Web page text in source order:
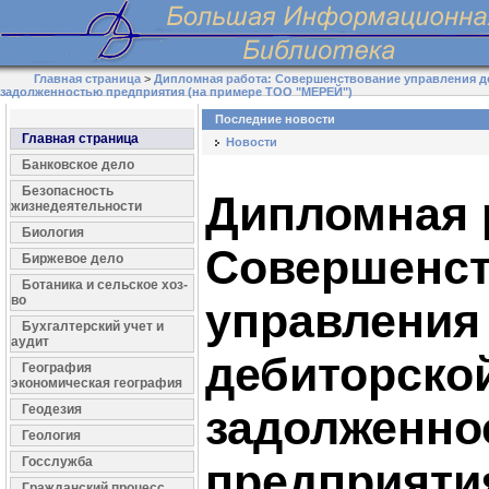
Главная страница >Дипломная работа: Совершенствование управления
задолженностью предприятия (на примере ТОО "МЕРЕЙ")
Главная страница
Банковское дело
Безопасность
жизнедеятельности
Биология
Биржевое дело
Ботаника и сельское хоз-
во
Бухгалтерский учет и
аудит
География
экономическая география
Геодезия
Геология
Госслужба
Последние новости
Новости
Дипломная
управления